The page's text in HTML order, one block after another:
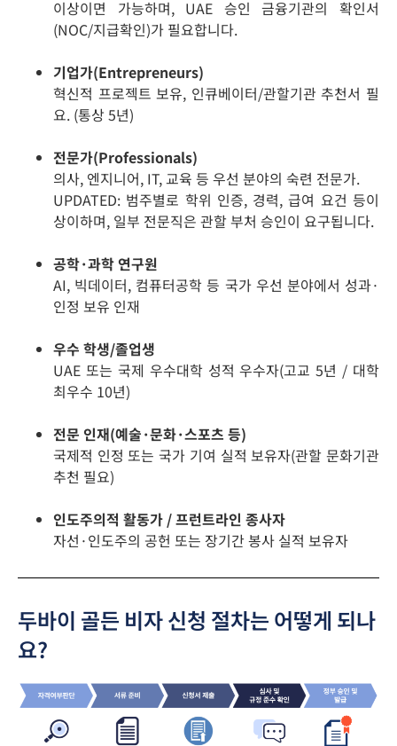
이상이면 가능하며, UAE 승인 금융기관의 확인서
(NOC/지급확인)가 필요합니다.
기업가(Entrepreneurs)
혁신적 프로젝트 보유, 인큐베이터/관할기관 추천서 필
요. (통상 5년)
전문가(Professionals)
의사, 엔지니어, IT, 교육 등 우선 분야의 숙련 전문가.
UPDATED: 범주별로 학위 인증, 경력, 급여 요건 등이
상이하며, 일부 전문직은 관할 부처 승인이 요구됩니다.
공학·과학 연구원
AI, 빅데이터, 컴퓨터공학 등 국가 우선 분야에서 성과·
인정 보유 인재
우수 학생/졸업생
UAE 또는 국제 우수대학 성적 우수자(고교 5년 / 대학
최우수 10년)
전문 인재(예술·문화·스포츠 등)
국제적 인정 또는 국가 기여 실적 보유자(관할 문화기관
추천 필요)
인도주의적 활동가 / 프런트라인 종사자
자선·인도주의 공헌 또는 장기간 봉사 실적 보유자
두바이 골든 비자 신청 절차는 어떻게 되나
요?